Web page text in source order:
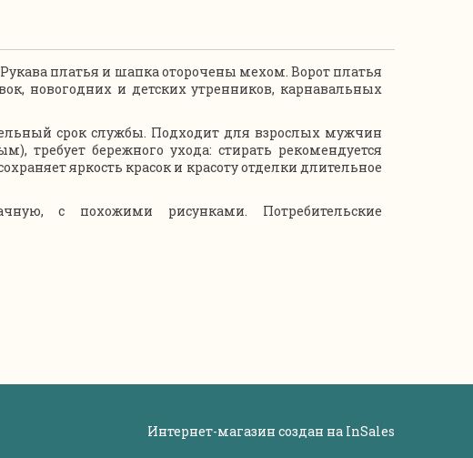
платья и шапка оторочены мехом. Ворот платья
новогодних и детских утренников, карнавальных
срок службы. Подходит для взрослых мужчин
требует бережного ухода: стирать рекомендуется
яркость красок и красоту отделки длительное
с похожими рисунками. Потребительские
Интернет-магазин создан на InSales